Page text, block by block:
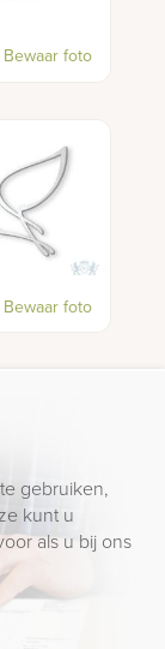
Bewaar foto
Bewaar foto
gebruiken,
kunt u
als u bij ons